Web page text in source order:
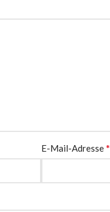
E-Mail-Adresse*